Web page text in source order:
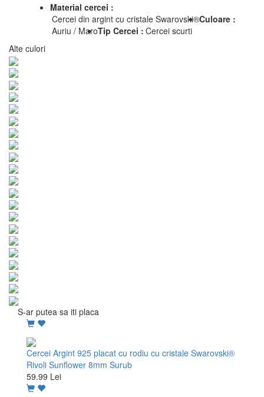
Material cercei :
Cercei din argint cu cristale Swarovski®Culoare :
Auriu / MaroTip Cercei : Cercei scurti
Alte culori
S-ar putea sa iti placa
Cercei Argint 925 placat cu rodiu cu cristale Swarovski®
Rivoli Sunflower 8mm Surub
59.99 Lei